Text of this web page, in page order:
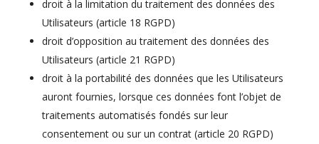
droit à la limitation du traitement des données des
Utilisateurs (article 18 RGPD)
droit d’opposition au traitement des données des
Utilisateurs (article 21 RGPD)
droit à la portabilité des données que les Utilisateurs
auront fournies, lorsque ces données font l’objet de
traitements automatisés fondés sur leur
consentement ou sur un contrat (article 20 RGPD)